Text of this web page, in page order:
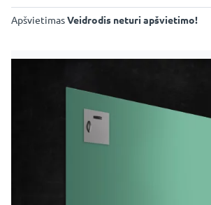
ApšvietimasVeidrodis neturi apšvietimo!